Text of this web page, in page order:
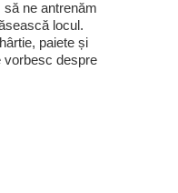
ne antrenăm
locul.
paiete și
vorbesc despre